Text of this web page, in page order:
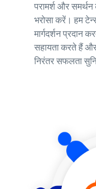
परामर्श और
भरोसा करें। हम
मार्गदर्शन प्रदान
सहायता करते हैं
निरंतर सफलता